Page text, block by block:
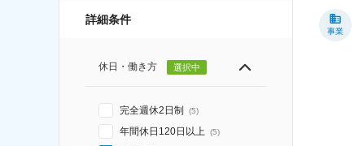
詳細条件
休日・働き方 選択中
完全週休2日制 (5)
年間休日120日以上 (5)
事業